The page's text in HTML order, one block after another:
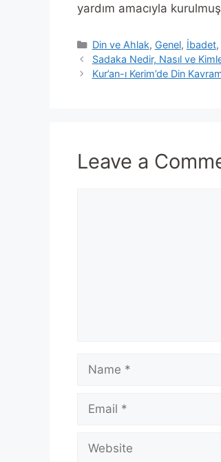
yardım amacıyla
Categories
Din ve Ahlak, Genel, İbadet,
Sadaka Nedir, Nasıl ve
Kur’an-ı Kerim’de Din
Leave a